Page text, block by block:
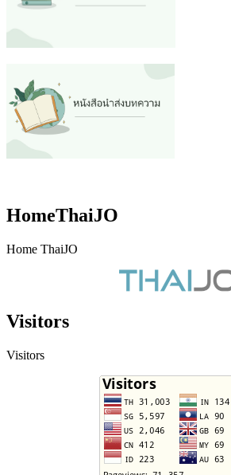
HomeThaiJO
Home ThaiJO
Visitors
Visitors